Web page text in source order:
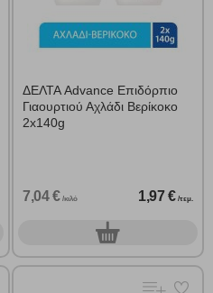
ΔΕΛΤΑ Advance Επιδόρπιο
Γιαουρτιού Αχλάδι Βερίκοκο
2x140g
7,04 € /κιλό 1,97 € /τεμ.
0τεμ.